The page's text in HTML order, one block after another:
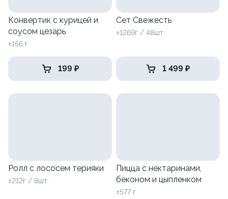
Конвертик с курицей и
соусом цезарь
±156 г
199 ₽
Сет Свежесть
±1269г / 48шт.
1 499 ₽
Ролл с лососем терияки
±212г / 8шт.
Пицца с нектаринами,
беконом и цыпленком
±577 г